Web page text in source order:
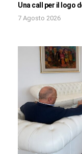
Una call per il logo
7 Agosto 2026